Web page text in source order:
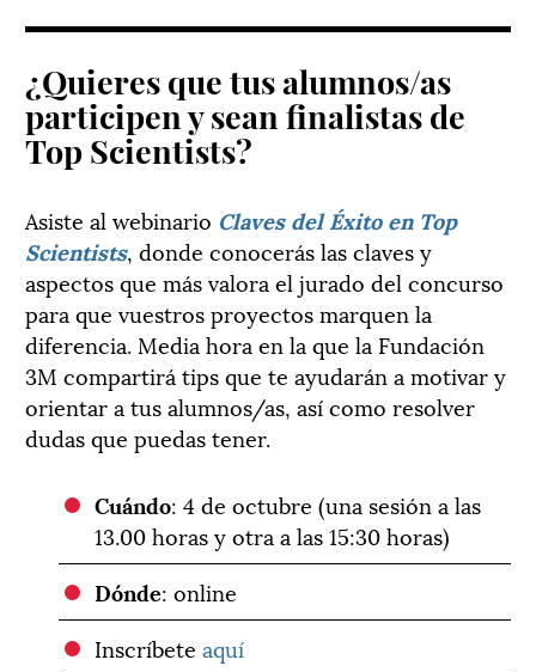
¿Quieres que tus alumnos/as
participen y sean finalistas de
Top Scientists?
Asiste al webinario Claves del Éxito en Top
Scientists, donde conocerás las claves y
aspectos que más valora el jurado del concurso
para que vuestros proyectos marquen la
diferencia. Media hora en la que la Fundación
3M compartirá tips que te ayudarán a motivar y
orientar a tus alumnos/as, así como resolver
dudas que puedas tener.
Cuándo: 4 de octubre (una sesión a las
13.00 horas y otra a las 15:30 horas)
Dónde: online
Inscríbeteaquí